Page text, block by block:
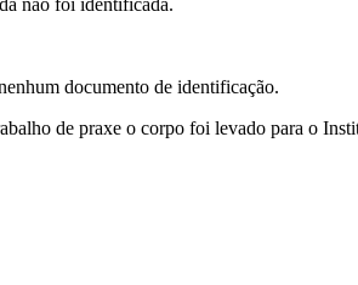
não foi identificada.
documento de identificação.
de praxe o corpo foi levado para o